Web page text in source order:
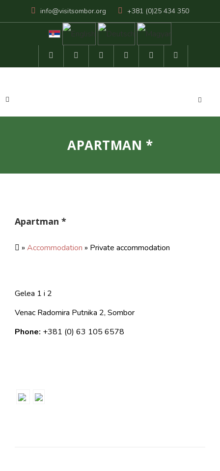
info@visitsombor.org +381 (0)25 434 350
APARTMAN *
Apartman *
» Accommodation » Private accommodation
Gelea 1 i 2
Venac Radomira Putnika 2, Sombor
Phone: +381 (0) 63 105 6578